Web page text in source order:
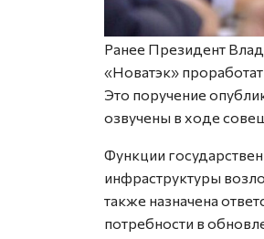
Ранее Президент
«Новатэк»
Это поручение
озвучены в ходе
Функции
инфраструктуры
также назначена
потребности в